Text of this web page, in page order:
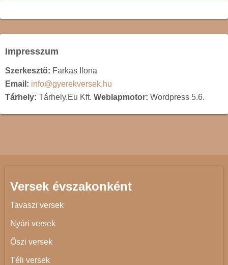
Impresszum
Szerkesztő: Farkas Ilona
Email: info@gyerekversek.hu
Tárhely: Tárhely.Eu Kft. Weblapmotor: Wordpress 5.6.
Versek évszakonként
Tavaszi versek
Nyári versek
Őszi versek
Téli versek